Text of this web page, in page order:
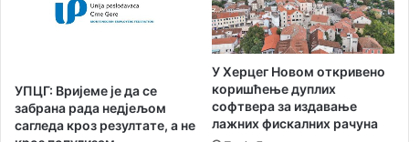
с
и
ћ
УПЦГ: Вријеме је да се
забрана рада недјељом
сагледа кроз резултате, а не
У Херцег Новом откривено
коришћење дуплих
софтвера за издавање
лажних фискалних рачуна